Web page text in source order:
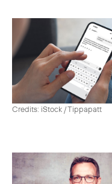
Credits: iStock / Tippapatt